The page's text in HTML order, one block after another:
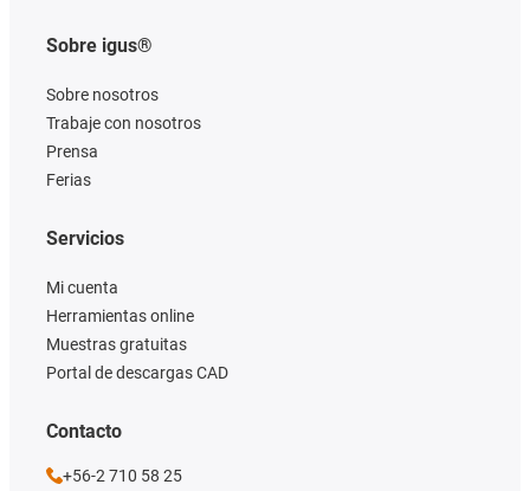
Sobre igus®
Sobre nosotros
Trabaje con nosotros
Prensa
Ferias
Servicios
Mi cuenta
Herramientas online
Muestras gratuitas
Portal de descargas CAD
Contacto
+56-2 710 58 25